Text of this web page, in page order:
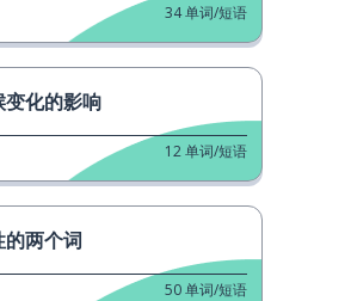
34单词/短语
变化的影响
12单词/短语
的两个词
50单词/短语